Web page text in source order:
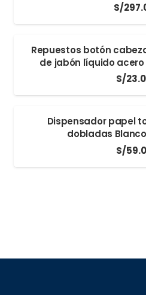
S/
Repuestos botón
de jabón líquido acero
S/
Dispensador papel
dobladas Blanco
S/